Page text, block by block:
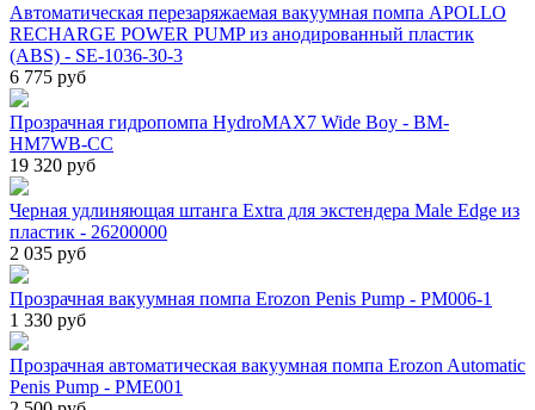
Автоматическая перезаряжаемая вакуумная помпа APOLLO
RECHARGE POWER PUMP из анодированный пластик
(ABS) - SE-1036-30-3
6 775 руб
Прозрачная гидропомпа HydroMAX7 Wide Boy - BM-
HM7WB-CC
19 320 руб
Черная удлиняющая штанга Extra для экстендера Male Edge из
пластик - 26200000
2 035 руб
Прозрачная вакуумная помпа Erozon Penis Pump - PM006-1
1 330 руб
Прозрачная автоматическая вакуумная помпа Erozon Automatic
Penis Pump - PME001